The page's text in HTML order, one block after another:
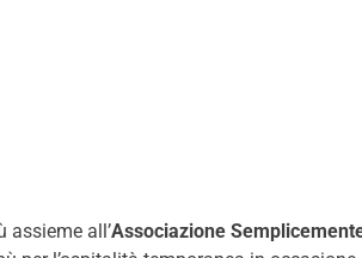
assieme all’Associazione